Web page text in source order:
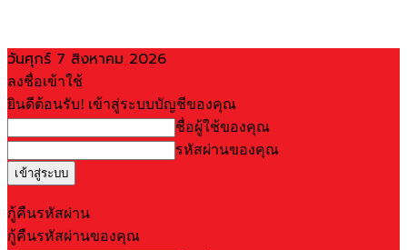
วันศุกร์ 7 สิงหาคม 2026
ลงชื่อเข้าใช้
ยินดีต้อนรับ! เข้าสู่ระบบบัญชีของคุณ
ชื่อผู้ใช้ของคุณ
รหัสผ่านของคุณ
กู้คืนรหัสผ่าน
กู้คืนรหัสผ่านของคุณ